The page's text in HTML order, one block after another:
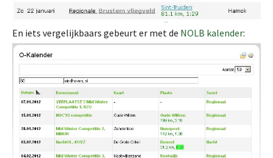
En iets vergelijkbaars gebeurt er met de NOLB kalender: